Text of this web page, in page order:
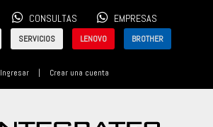
CONSULTAS EMPRESAS
SERVICIOS LENOVO BROTHER
Ingresar | Crear una cuenta